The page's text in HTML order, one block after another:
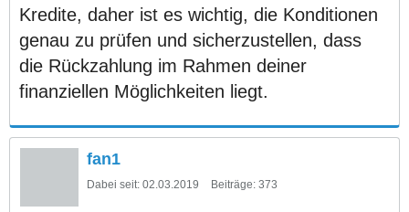
Kredite, daher ist es wichtig, die Konditionen
genau zu prüfen und sicherzustellen, dass
die Rückzahlung im Rahmen deiner
finanziellen Möglichkeiten liegt.
fan1
Dabei seit: 02.03.2019 Beiträge: 373